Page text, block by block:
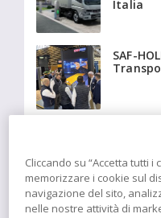
Italia
SAF-
Cliccando su “Accetta tutti i
memorizzare i cookie sul
navigazione del sito,
nelle nostre attività di